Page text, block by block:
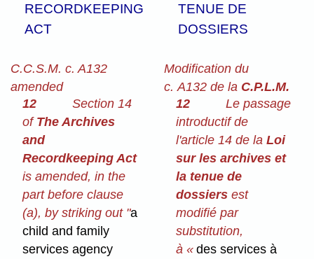
RECORDKEEPING
ACT
TENUE DE
DOSSIERS
C.C.S.M. c. A132
amended
12
Section 14
of The Archives
and
Recordkeeping Act
is amended, in the
part before clause
(a), by striking out "a
child and family
services agency
Modification du
c. A132 de la C.P.L.M.
12
Le passage
introductif de
l'article 14 de laLoi
sur les archives et
la tenue de
dossiers est
modifié par
substitution,
à «des services à